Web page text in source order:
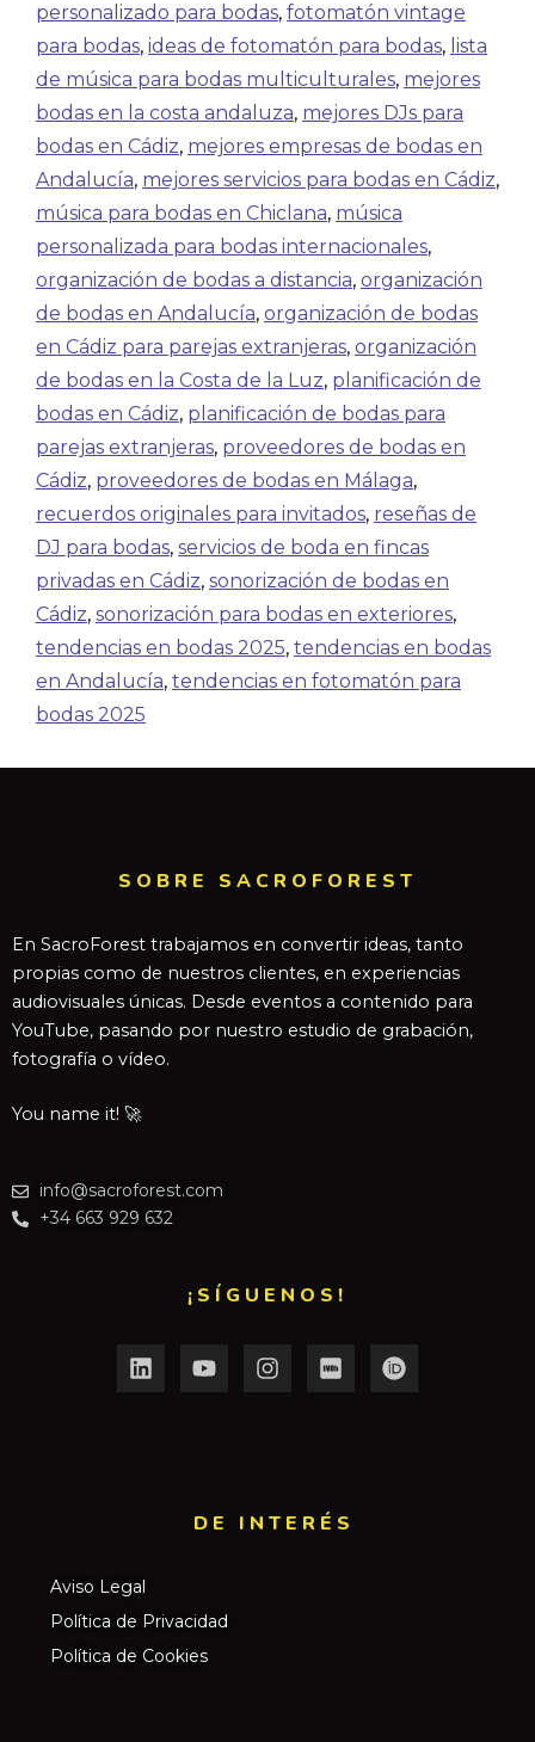
personalizado para bodas, fotomatón vintage
para bodas, ideas de fotomatón para bodas, lista
de música para bodas multiculturales, mejores
bodas en la costa andaluza, mejores DJs para
bodas en Cádiz, mejores empresas de bodas en
Andalucía, mejores servicios para bodas en Cádiz,
música para bodas en Chiclana, música
personalizada para bodas internacionales,
organización de bodas a distancia, organización
de bodas en Andalucía, organización de bodas
en Cádiz para parejas extranjeras, organización
de bodas en la Costa de la Luz, planificación de
bodas en Cádiz, planificación de bodas para
parejas extranjeras, proveedores de bodas en
Cádiz, proveedores de bodas en Málaga,
recuerdos originales para invitados, reseñas de
DJ para bodas, servicios de boda en fincas
privadas en Cádiz, sonorización de bodas en
Cádiz, sonorización para bodas en exteriores,
tendencias en bodas 2025, tendencias en bodas
en Andalucía, tendencias en fotomatón para
bodas 2025
SOBRE SACROFOREST
En SacroForest trabajamos en convertir ideas, tanto
propias como de nuestros clientes, en experiencias
audiovisuales únicas. Desde eventos a contenido para
YouTube, pasando por nuestro estudio de grabación,
fotografía o vídeo.
You name it! 🚀
info@sacroforest.com
+34 663 929 632
¡SÍGUENOS!
DE INTERÉS​
Aviso Legal
Política de Privacidad
Política de Cookies